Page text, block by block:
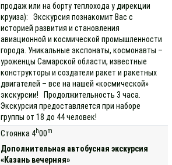
продаж или на борту теплохода у дирекции
круиза): Экскурсия познакомит Вас с
историей развития и становления
авиационной и космической промышленности
города. Уникальные экспонаты, космонавты –
уроженцы Самарской области, известные
конструкторы и создатели ракет и ракетных
двигателей – все на нашей «космической»
экскурсии! Продолжительность 3 часа.
Экскурсия предоставляется при наборе
группы от 18 до 44 человек!
Стоянка 4h00m
Дополнительная автобусная экскурсия
«Казань вечерняя»